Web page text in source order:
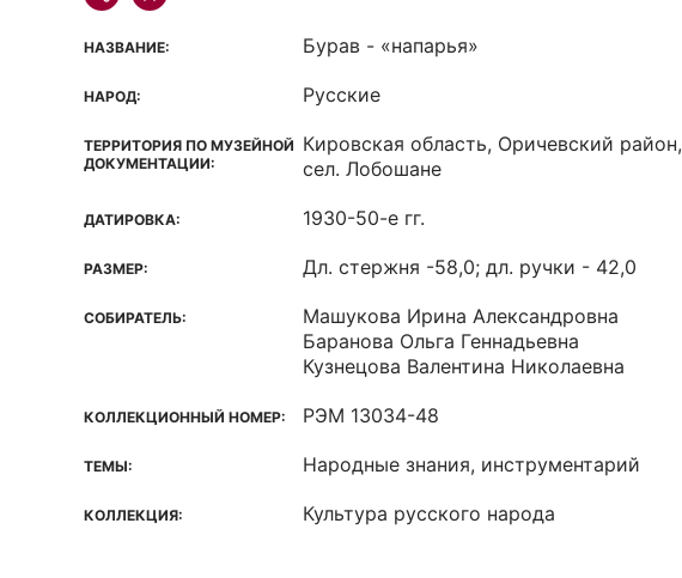
НАЗВАНИЕ: Бурав - «напарья»
НАРОД: Русские
ТЕРРИТОРИЯ ПО МУЗЕЙНОЙ
ДОКУМЕНТАЦИИ:
Кировская область, Оричевский район,
сел. Лобошане
ДАТИРОВКА: 1930-50-е гг.
РАЗМЕР: Дл. стержня -58,0; дл. ручки - 42,0
СОБИРАТЕЛЬ:
Машукова Ирина Александровна
Баранова Ольга Геннадьевна
Кузнецова Валентина Николаевна
КОЛЛЕКЦИОННЫЙ НОМЕР: РЭМ 13034-48
ТЕМЫ: Народные знания, инструментарий
КОЛЛЕКЦИЯ: Культура русского народа